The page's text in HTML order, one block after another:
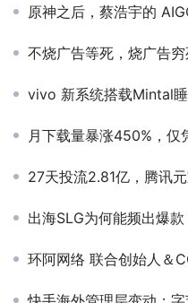
原神之后，蔡浩宇的
不烧广告等死，烧广告穷死
vivo 新系统搭载Mintal睡眠
月下载量暴涨450%，仅凭共享照片就
27天投流2.81亿，腾讯
出海SLG为何能频出爆款
环阿网络 联合创始人＆COO Christina Liu确认